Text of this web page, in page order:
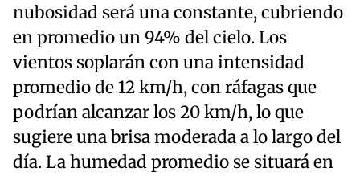
nubosidad será una constante, cubriendo
en promedio un 94% del cielo. Los
vientos soplarán con una intensidad
promedio de 12 km/h, con ráfagas que
podrían alcanzar los 20 km/h, lo que
sugiere una brisa moderada a lo largo del
día. La humedad promedio se situará en